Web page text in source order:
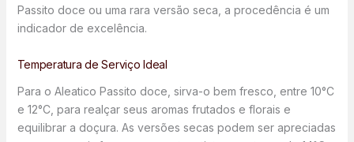
Passito doce ou uma rara versão seca, a procedência é um
indicador de excelência.
Temperatura de Serviço Ideal
Para o Aleatico Passito doce, sirva-o bem fresco, entre 10°C
e 12°C, para realçar seus aromas frutados e florais e
equilibrar a doçura. As versões secas podem ser apreciadas